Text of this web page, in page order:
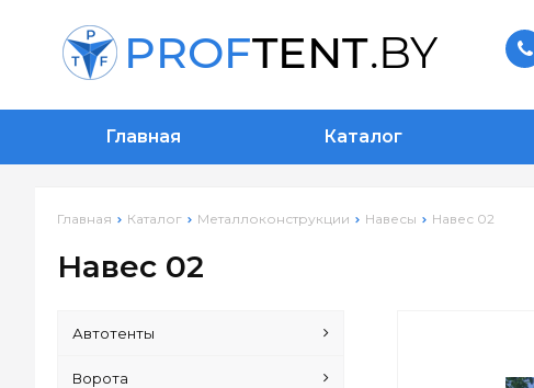
Главная Каталог
Главная Каталог Металлоконструкции Навесы Навес 02
Навес 02
Автотенты
Ворота